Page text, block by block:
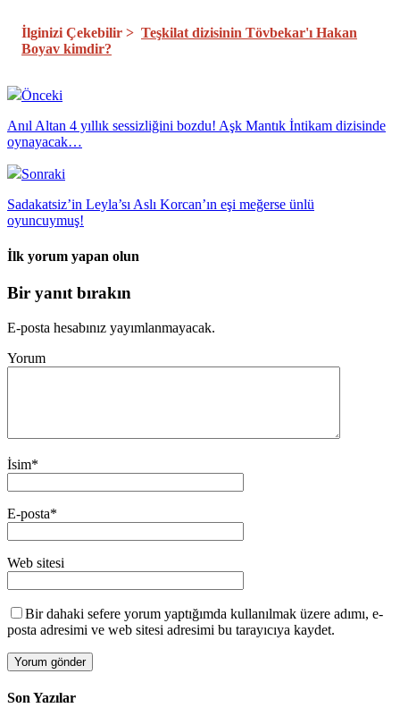
İlginizi Çekebilir > Teşkilat dizisinin Tövbekar'ı Hakan
Boyav kimdir?
Önceki
Anıl Altan 4 yıllık sessizliğini bozdu! Aşk Mantık İntikam dizisinde
oynayacak…
Sonraki
Sadakatsiz’in Leyla’sı Aslı Korcan’ın eşi meğerse ünlü
oyuncuymuş!
İlk yorum yapan olun
Bir yanıt bırakın
E-posta hesabınız yayımlanmayacak.
Yorum
İsim*
E-posta*
Web sitesi
Bir dahaki sefere yorum yaptığımda kullanılmak üzere adımı, e-
posta adresimi ve web sitesi adresimi bu tarayıcıya kaydet.
Son Yazılar